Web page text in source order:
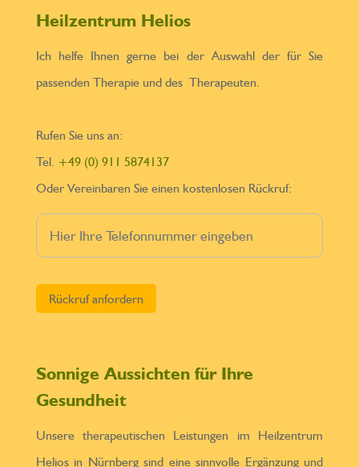
Heilzentrum Helios
Ich helfe Ihnen gerne bei der Auswahl der für Sie
passenden Therapie und des Therapeuten.
Rufen Sie uns an:
Tel. +49 (0) 911 5874137
Oder Vereinbaren Sie einen kostenlosen Rückruf:
Sonnige Aussichten für Ihre
Gesundheit
Unsere therapeutischen Leistungen im Heilzentrum
Helios in Nürnberg sind eine sinnvolle Ergänzung und